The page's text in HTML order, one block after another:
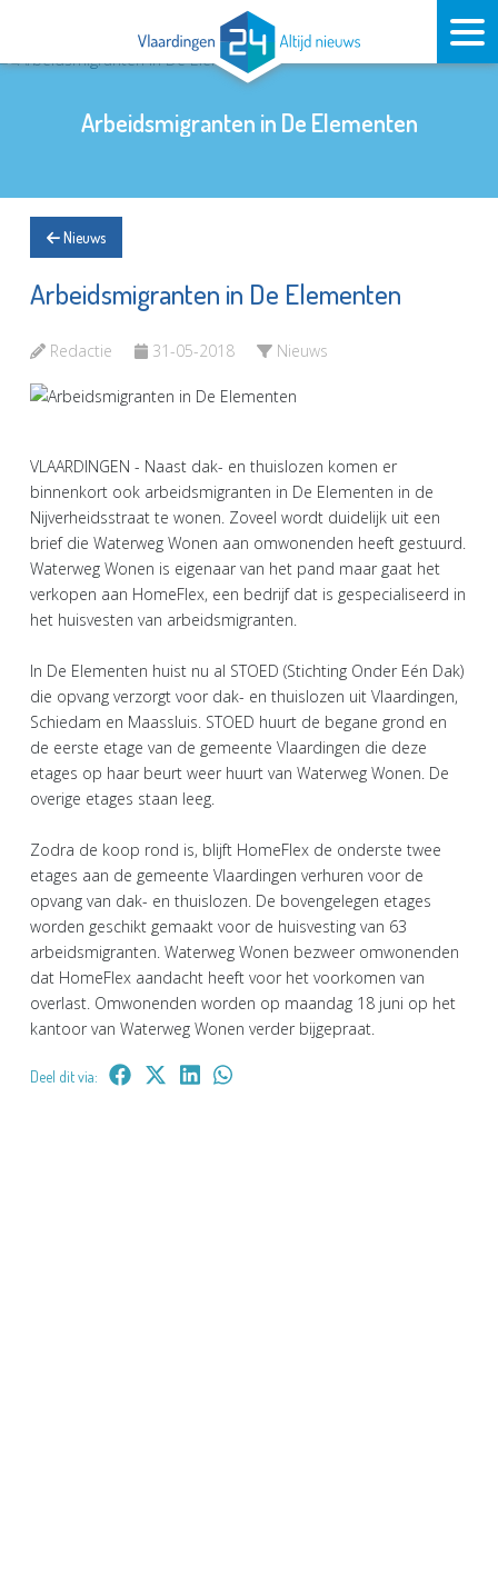
Arbeidsmigranten in De Elementen
Nieuws
Arbeidsmigranten in De Elementen
Redactie 31-05-2018 Nieuws
VLAARDINGEN - Naast dak- en thuislozen komen er
binnenkort ook arbeidsmigranten in De Elementen in de
Nijverheidsstraat te wonen. Zoveel wordt duidelijk uit een
brief die Waterweg Wonen aan omwonenden heeft gestuurd.
Waterweg Wonen is eigenaar van het pand maar gaat het
verkopen aan HomeFlex, een bedrijf dat is gespecialiseerd in
het huisvesten van arbeidsmigranten.
In De Elementen huist nu al STOED (Stichting Onder Eén Dak)
die opvang verzorgt voor dak- en thuislozen uit Vlaardingen,
Schiedam en Maassluis. STOED huurt de begane grond en
de eerste etage van de gemeente Vlaardingen die deze
etages op haar beurt weer huurt van Waterweg Wonen. De
overige etages staan leeg.
Zodra de koop rond is, blijft HomeFlex de onderste twee
etages aan de gemeente Vlaardingen verhuren voor de
opvang van dak- en thuislozen. De bovengelegen etages
worden geschikt gemaakt voor de huisvesting van 63
arbeidsmigranten. Waterweg Wonen bezweer omwonenden
dat HomeFlex aandacht heeft voor het voorkomen van
overlast. Omwonenden worden op maandag 18 juni op het
kantoor van Waterweg Wonen verder bijgepraat.
Deel dit via: